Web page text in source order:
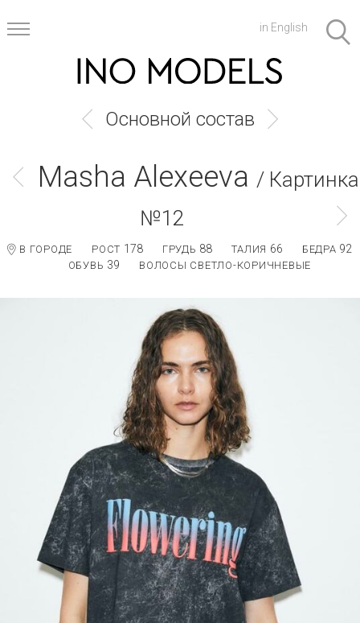
in English
Основной состав
Masha Alexeeva / Картинка
№12
В ГОРОДЕ РОСТ 178 ГРУДЬ 88 ТАЛИЯ 66 БЕДРА 92
ОБУВЬ 39 ВОЛОСЫ СВЕТЛО-КОРИЧНЕВЫЕ